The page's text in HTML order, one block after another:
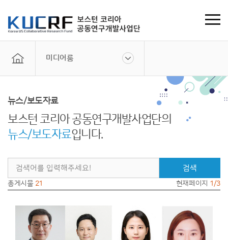
미디어룸
뉴스/보도자료
보스턴 코리아 공동연구개발사업단의
뉴스/보도자료입니다.
검색
총게시물 21 현재페이지 1/3